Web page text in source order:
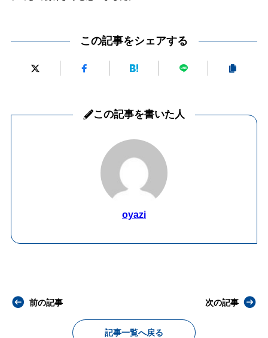
この記事をシェアする
この記事を書いた人
oyazi
前の記事
記事一覧へ戻る
次の記事